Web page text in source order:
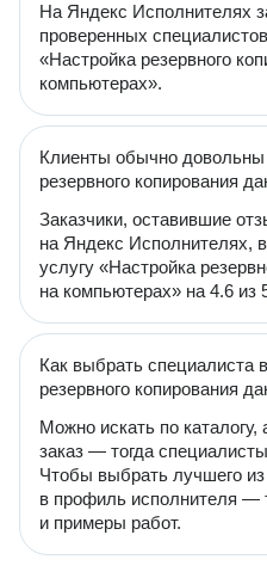
На Яндекс Исполнителях
проверенных
«Настройка резервного
компьютерах».
Клиенты обычно довольны
резервного копирования
Заказчики, оставившие
на Яндекс Исполнителях,
услугу «Настройка
на компьютерах» на 4.6 из
Как выбрать специалиста
резервного копирования
Можно искать по каталогу,
заказ — тогда
Чтобы выбрать лучшего
в профиль исполнителя —
и примеры работ.